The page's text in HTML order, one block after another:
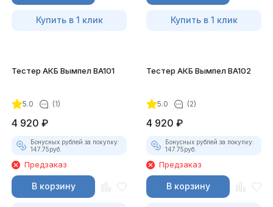
Купить в 1 клик Купить в 1 клик
Тестер АКБ Вымпел BA101
5.0 (1)
4 920 ₽
Бонусных рублей за покупку:
147.75руб.
Предзаказ
В корзину
Тестер АКБ Вымпел BA102
5.0 (2)
4 920 ₽
Бонусных рублей за покупку:
147.75руб.
Предзаказ
В корзину